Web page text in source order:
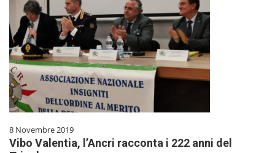
8 Novembre 2019
Vibo Valentia, l’Ancri racconta i 222 anni del